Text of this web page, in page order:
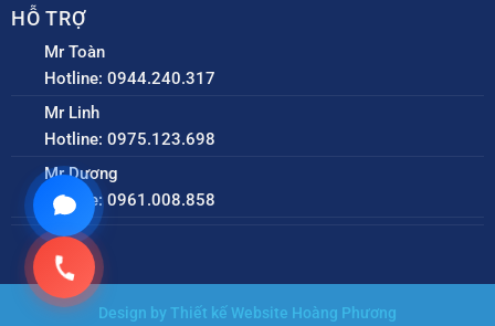
HỖ TRỢ
Mr Toàn
Hotline: 0944.240.317
Mr Linh
Hotline: 0975.123.698
Mr Dương
Hotline: 0961.008.858
Design by Thiết kế Website Hoàng Phương